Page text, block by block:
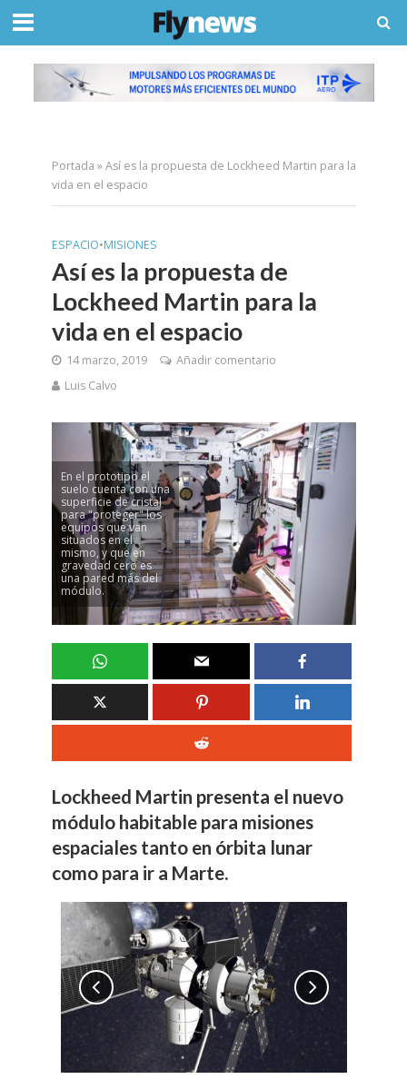
Portada »Así es la propuesta de Lockheed Martin para la
vida en el espacio
ESPACIO•MISIONES
Así es la propuesta de
Lockheed Martin para la
vida en el espacio
14 marzo, 2019
Añadir comentario
Luis Calvo
En el prototipo el
suelo cuenta con una
superficie de cristal
para "proteger" los
equipos que van
situados en el
mismo, y que en
gravedad cero es
una pared más del
módulo.
Lockheed Martin presenta el nuevo
módulo habitable para misiones
espaciales tanto en órbita lunar
como para ir a Marte.